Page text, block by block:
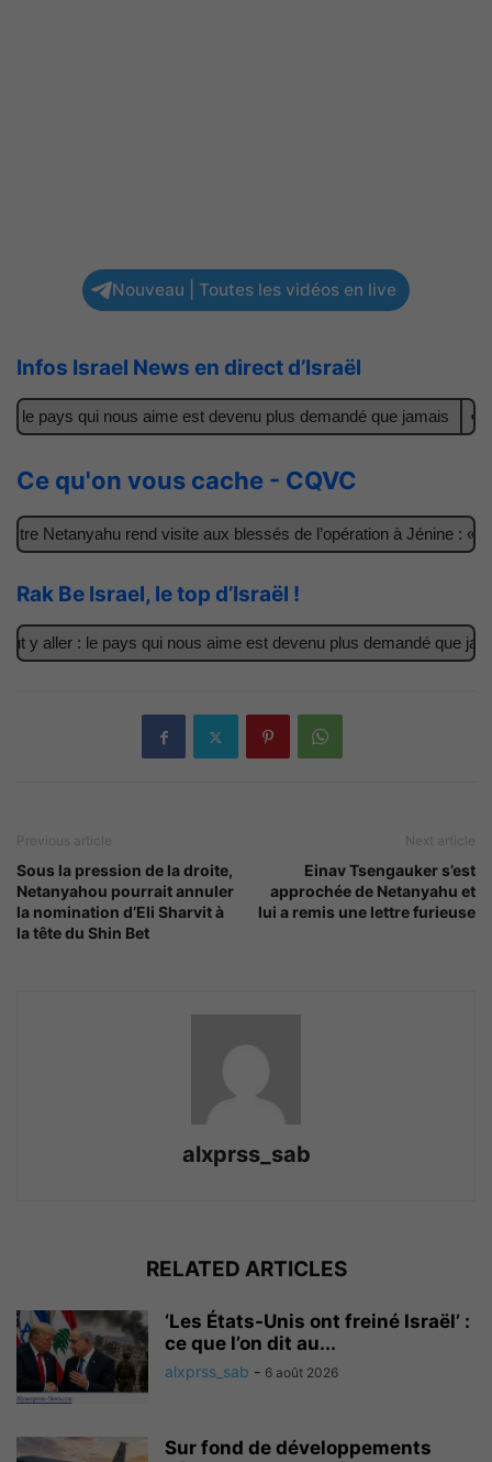
Nouveau | Toutes les vidéos en live
Infos Israel News en direct d’Israël
pays qui nous aime est devenu plus demandé que jamais Il
Ce qu'on vous cache - CQVC
Netanyahu rend visite aux blessés de l’opération à Jénine : «
Rak Be Israel, le top d’Israël !
y aller : le pays qui nous aime est devenu plus demandé que jamais
Previous article
Sous la pression de la droite,
Netanyahou pourrait annuler
la nomination d’Eli Sharvit à
la tête du Shin Bet
Next article
Einav Tsengauker s’est
approchée de Netanyahu et
lui a remis une lettre furieuse
alxprss_sab
RELATED ARTICLES
‘Les États-Unis ont freiné Israël’ :
ce que l’on dit au...
alxprss_sab - 6 août 2026
Sur fond de développements